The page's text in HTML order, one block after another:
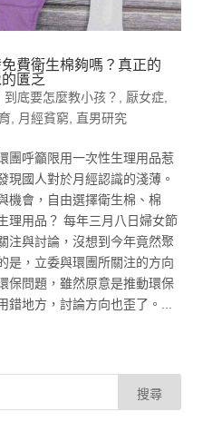
費衛生棉夠嗎？真正的
匱乏
到底要怎麼教小孩？ , 厭女症,
, 月經貧窮, 直男研究
團呼籲限用一次性生理用品惹
現國人對於月經認識的淺薄。
機會，自由選擇衛生棉、棉
理用品？ 每年三月八日婦女節
注與討論，沒想到今年竟然聚
是，立委與環團所關注的方向
保問題，雖然原意是推動環保
錯地方，討論方向也歪了。...